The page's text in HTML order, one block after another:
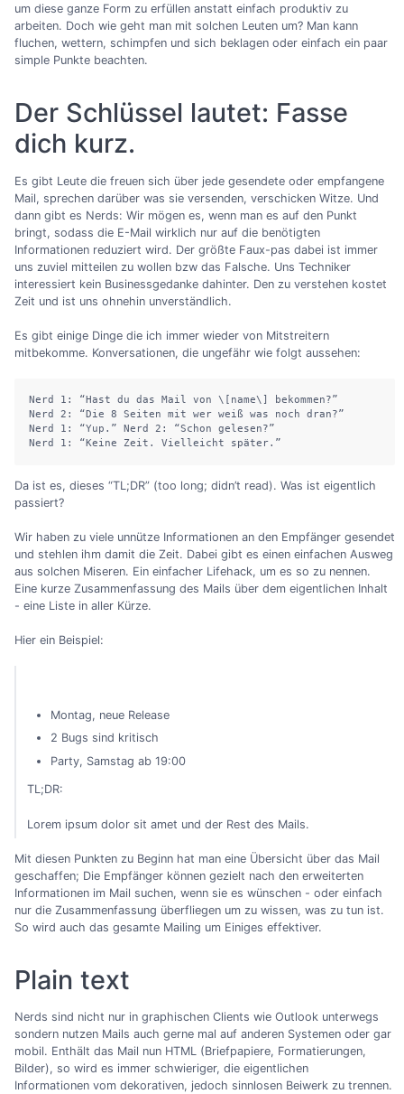
um diese ganze Form zu erfüllen anstatt einfach produktiv zu
arbeiten. Doch wie geht man mit solchen Leuten um? Man kann
fluchen, wettern, schimpfen und sich beklagen oder einfach ein paar
simple Punkte beachten.
Der Schlüssel lautet: Fasse
dich kurz.
Es gibt Leute die freuen sich über jede gesendete oder empfangene
Mail, sprechen darüber was sie versenden, verschicken Witze. Und
dann gibt es Nerds: Wir mögen es, wenn man es auf den Punkt
bringt, sodass die E-Mail wirklich nur auf die benötigten
Informationen reduziert wird. Der größte Faux-pas dabei ist immer
uns zuviel mitteilen zu wollen bzw das Falsche. Uns Techniker
interessiert kein Businessgedanke dahinter. Den zu verstehen kostet
Zeit und ist uns ohnehin unverständlich.
Es gibt einige Dinge die ich immer wieder von Mitstreitern
mitbekomme. Konversationen, die ungefähr wie folgt aussehen:
Nerd 1: “Hast du das Mail von \[name\] bekommen?”
Nerd 2: “Die 8 Seiten mit wer weiß was noch dran?”
Nerd 1: “Yup.” Nerd 2: “Schon gelesen?”
Nerd 1: “Keine Zeit. Vielleicht später.”
Da ist es, dieses “TL;DR” (too long; didn’t read). Was ist eigentlich
passiert?
Wir haben zu viele unnütze Informationen an den Empfänger gesendet
und stehlen ihm damit die Zeit. Dabei gibt es einen einfachen Ausweg
aus solchen Miseren. Ein einfacher Lifehack, um es so zu nennen.
Eine kurze Zusammenfassung des Mails über dem eigentlichen Inhalt
- eine Liste in aller Kürze.
Hier ein Beispiel:
Montag, neue Release
2 Bugs sind kritisch
Party, Samstag ab 19:00
TL;DR:
Lorem ipsum dolor sit amet und der Rest des Mails.
Mit diesen Punkten zu Beginn hat man eine Übersicht über das Mail
geschaffen; Die Empfänger können gezielt nach den erweiterten
Informationen im Mail suchen, wenn sie es wünschen - oder einfach
nur die Zusammenfassung überfliegen um zu wissen, was zu tun ist.
So wird auch das gesamte Mailing um Einiges effektiver.
Plain text
Nerds sind nicht nur in graphischen Clients wie Outlook unterwegs
sondern nutzen Mails auch gerne mal auf anderen Systemen oder gar
mobil. Enthält das Mail nun HTML (Briefpapiere, Formatierungen,
Bilder), so wird es immer schwieriger, die eigentlichen
Informationen vom dekorativen, jedoch sinnlosen Beiwerk zu trennen.